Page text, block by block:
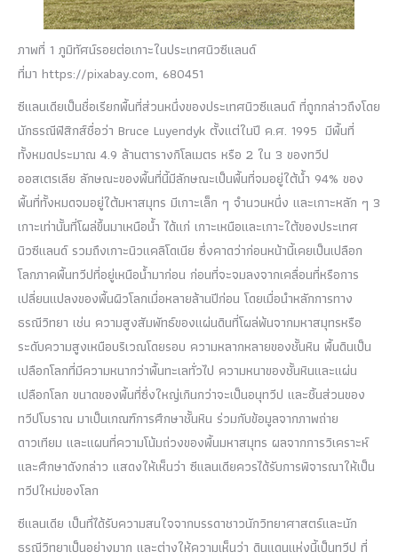
ภาพที่ 1 ภูมิทัศน์รอยต่อเกาะในประเทศนิวซีแลนด์
ที่มา https://pixabay.com, 680451
ซีแลนเดียเป็นชื่อเรียกพื้นที่ส่วนหนึ่งของประเทศนิวซีแลนด์ ที่ถูกกล่าวถึงโดย
นักธรณีฟิสิกส์ชื่อว่า Bruce Luyendyk ตั้งแต่ในปี ค.ศ. 1995 มีพื้นที่
ทั้งหมดประมาณ 4.9 ล้านตารางกิโลเมตร หรือ 2 ใน 3 ของทวีป
ออสเตรเลีย ลักษณะของพื้นที่นี้มีลักษณะเป็นพื้นที่จมอยู่ใต้น้ำ 94% ของ
พื้นที่ทั้งหมดจมอยู่ใต้มหาสมุทร มีเกาะเล็ก ๆ จำนวนหนึ่ง และเกาะหลัก ๆ 3
เกาะเท่านั้นที่โผล่ขึ้นมาเหนือน้ำ ได้แก่ เกาะเหนือและเกาะใต้ของประเทศ
นิวซีแลนด์ รวมถึงเกาะนิวแคลิโดเนีย ซึ่งคาดว่าก่อนหน้านี้เคยเป็นเปลือก
โลกภาคพื้นทวีปที่อยู่เหนือน้ำมาก่อน ก่อนที่จะจมลงจากเคลื่อนที่หรือการ
เปลี่ยนแปลงของพื้นผิวโลกเมื่อหลายล้านปีก่อน โดยเมื่อนำหลักการทาง
ธรณีวิทยา เช่น ความสูงสัมพัทธ์ของแผ่นดินที่โผล่พ้นจากมหาสมุทรหรือ
ระดับความสูงเหนือบริเวณโดยรอบ ความหลากหลายของชั้นหิน พื้นดินเป็น
เปลือกโลกที่มีความหนากว่าพื้นทะเลทั่วไป ความหนาของชั้นหินและแผ่น
เปลือกโลก ขนาดของพื้นที่ซึ่งใหญ่เกินกว่าจะเป็นอนุทวีป และชิ้นส่วนของ
ทวีปโบราณ มาเป็นเกณฑ์การศึกษาชั้นหิน ร่วมกับข้อมูลจากภาพถ่าย
ดาวเทียม และแผนที่ความโน้มถ่วงของพื้นมหาสมุทร ผลจากการวิเคราะห์
และศึกษาดังกล่าว แสดงให้เห็นว่า ซีแลนเดียควรได้รับการพิจารณาให้เป็น
ทวีปใหม่ของโลก
ซีแลนเดีย เป็นที่ได้รับความสนใจจากบรรดาชาวนักวิทยาศาสตร์และนัก
ธรณีวิทยาเป็นอย่างมาก และต่างให้ความเห็นว่า ดินแดนแห่งนี้เป็นทวีป ที่